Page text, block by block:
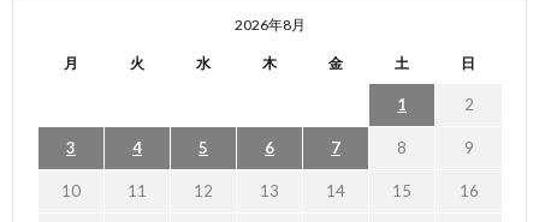
2026年8月
月 火 水 木 金 土 日
1 2
3 4 5 6 7 8 9
10 11 12 13 14 15 16